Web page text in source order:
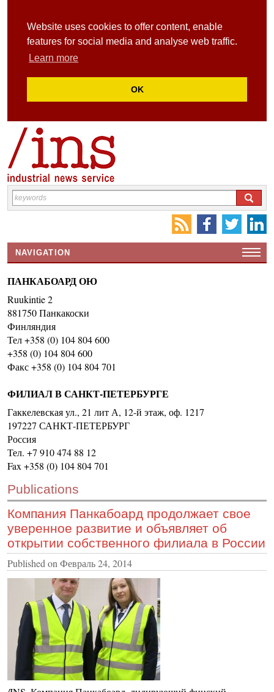
Website uses cookies to offer content, enable
features for social media and analyse web traffic.
Learn more
OK
NAVIGATION
INS MAIN WEBSITE
ABOUT US
ПАНКАБОАРД ОЮ
Ruukintie 2
881750 Панкакоски
Финляндия
Тел +358 (0) 104 804 600
+358 (0) 104 804 600
Факс +358 (0) 104 804 701
ФИЛИАЛ В САНКТ-ПЕТЕРБУРГЕ
Гаккелевская ул., 21 лит А, 12-й этаж, оф. 1217
197227 САНКТ-ПЕТЕРБУРГ
Россия
Тел. +7 910 474 88 12
Fax +358 (0) 104 804 701
Publications
Компания Панкабоард продолжает свое
уверенное развитие и объявляет об
открытии собственного филиала в России
Published on Февраль 24, 2014